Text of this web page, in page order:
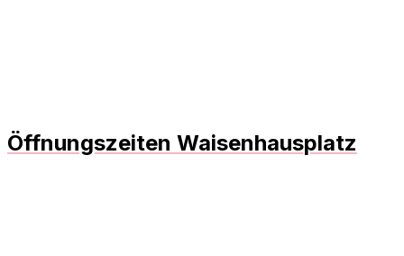
Öffnungszeiten Waisenhausplatz